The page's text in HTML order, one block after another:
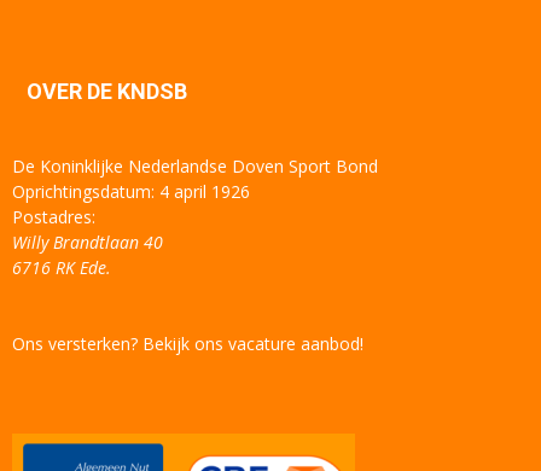
OVER DE KNDSB
De Koninklijke Nederlandse Doven Sport Bond
Oprichtingsdatum: 4 april 1926
Postadres:
Willy Brandtlaan 40
6716 RK Ede.
Ons versterken? Bekijk ons vacature aanbod!